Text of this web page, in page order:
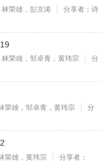
林荣雄，彭京涛
分享者：诗
林荣雄，邹卓青，黄玮宗
分
荣雄，邹卓青，黄玮宗
分
荣雄，黄玮宗
分享者：